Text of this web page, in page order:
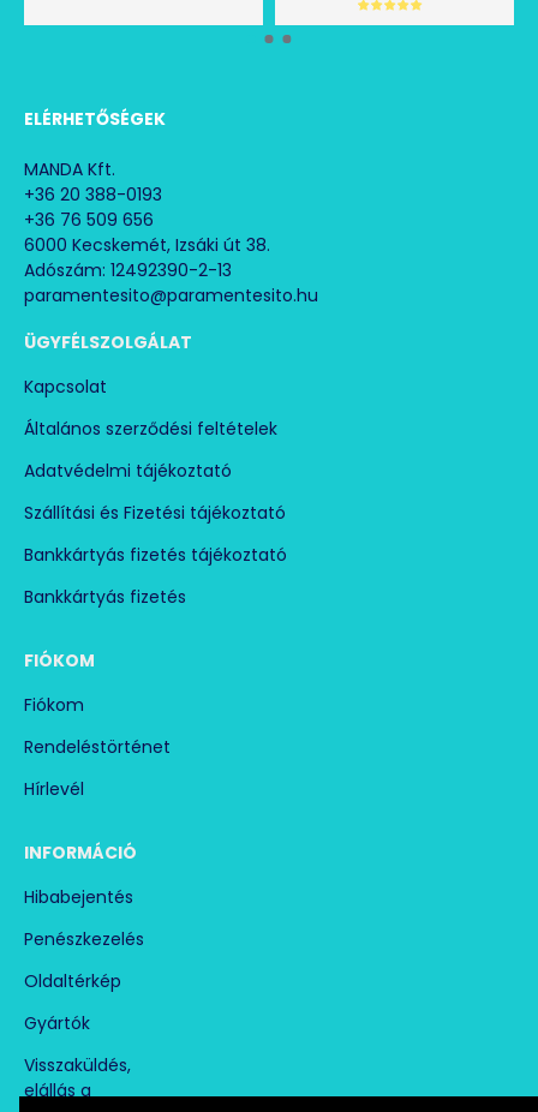
ELÉRHETŐSÉGEK
MANDA Kft.
+36 20 388-0193
+36 76 509 656
6000 Kecskemét, Izsáki út 38.
Adószám: 12492390-2-13
paramentesito@paramentesito.hu
ÜGYFÉLSZOLGÁLAT
Kapcsolat
Általános szerződési feltételek
Adatvédelmi tájékoztató
Szállítási és Fizetési tájékoztató
Bankkártyás fizetés tájékoztató
Bankkártyás fizetés
FIÓKOM
Fiókom
Rendeléstörténet
Hírlevél
INFORMÁCIÓ
Hibabejentés
Penészkezelés
Oldaltérkép
Gyártók
Visszaküldés,
elállás a